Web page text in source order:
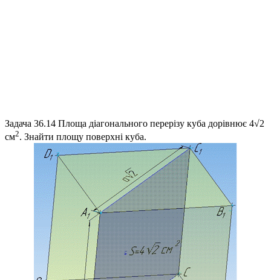
Задача 36.14 Площа діагонального перерізу куба дорівнює 4√2
см2. Знайти площу поверхні куба.